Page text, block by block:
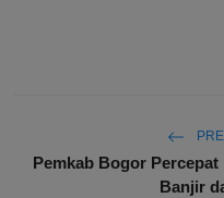
Pemkab Bogor
Banjir